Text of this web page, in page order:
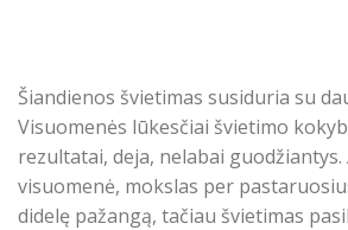
Šiandienos švietimas susiduria su
Visuomenės lūkesčiai švietimo
rezultatai, deja, nelabai guodžiantys.
visuomenė, mokslas per
didelę pažangą, tačiau švietimas